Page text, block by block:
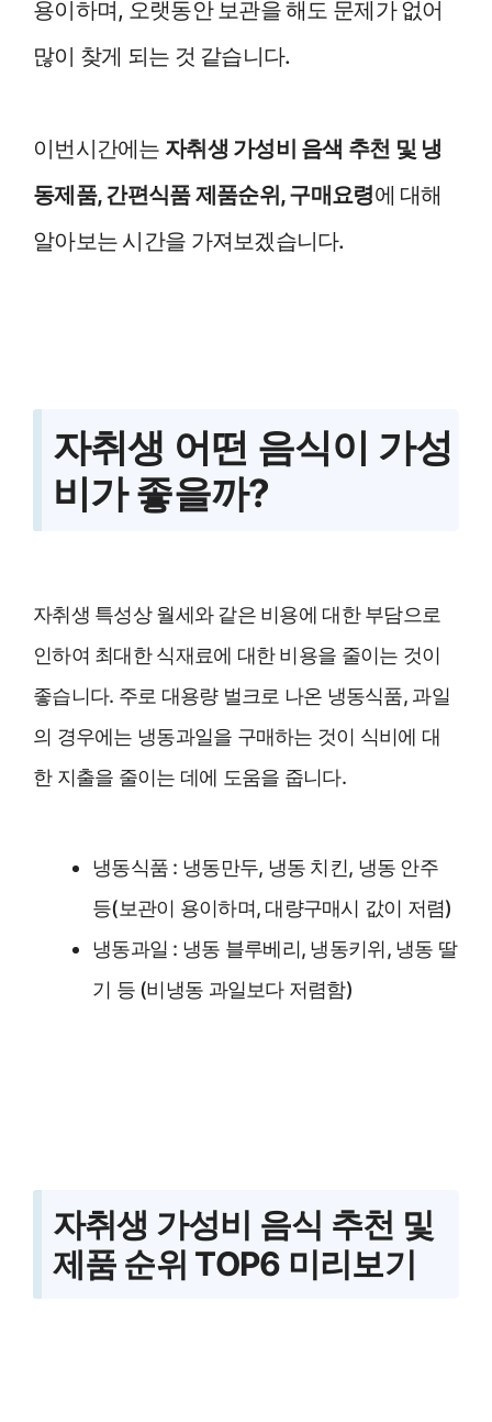
용이하며, 오랫동안 보관을 해도 문제가 없어
많이 찾게 되는 것 같습니다.
이번시간에는 자취생 가성비 음색 추천 및 냉
동제품, 간편식품 제품순위, 구매요령에 대해
알아보는 시간을 가져보겠습니다.
자취생 어떤 음식이 가성
비가 좋을까?
자취생 특성상 월세와 같은 비용에 대한 부담으로
인하여 최대한 식재료에 대한 비용을 줄이는 것이
좋습니다. 주로 대용량 벌크로 나온 냉동식품, 과일
의 경우에는 냉동과일을 구매하는 것이 식비에 대
한 지출을 줄이는 데에 도움을 줍니다.
냉동식품 : 냉동만두, 냉동 치킨, 냉동 안주
등(보관이 용이하며, 대량구매시 값이 저렴)
냉동과일 : 냉동 블루베리, 냉동키위, 냉동 딸
기 등 (비냉동 과일보다 저렴함)
자취생 가성비 음식 추천 및
제품 순위 TOP6 미리보기